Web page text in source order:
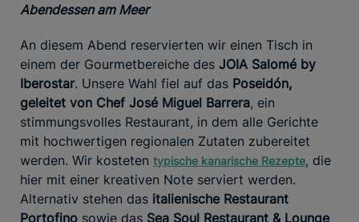
Abendessen am Meer
An diesem Abend reservierten wir einen Tisch in
einem der Gourmetbereiche des JOIA Salomé by
Iberostar. Unsere Wahl fiel auf das Poseidón,
geleitet von Chef José Miguel Barrera, ein
stimmungsvolles Restaurant, in dem alle Gerichte
mit hochwertigen regionalen Zutaten zubereitet
werden. Wir kosteten typische kanarische Rezepte, die
hier mit einer kreativen Note serviert werden.
Alternativ stehen das italienische Restaurant
Portofino sowie das Sea Soul Restaurant & Lounge